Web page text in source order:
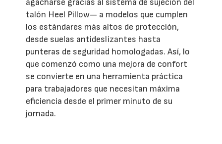
agacharse gracias al sistema de sujeción del
talón Heel Pillow— a modelos que cumplen
los estándares más altos de protección,
desde suelas antideslizantes hasta
punteras de seguridad homologadas. Así, lo
que comenzó como una mejora de confort
se convierte en una herramienta práctica
para trabajadores que necesitan máxima
eficiencia desde el primer minuto de su
jornada.